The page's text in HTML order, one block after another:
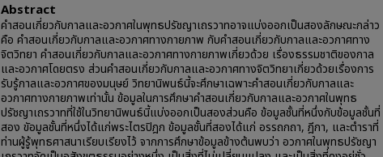
Abstract
คำสอนเกี่ยวกับกาลและอวกาศในพุทธปรัชญาเถรวาทอาจแบ่งออกเป็นสองลักษณะกล่าว
คือ คำสอนเกี่ยวกับกาลและอวกาศทางกายภาพ กับคำสอนเกี่ยวกับกาลและอวกาศทาง
จิตวิทยา คำสอนเกี่ยวกับกาลและอวกาศทางกายภาพเกี่ยวด้วย เรื่องธรรมชาติของกาล
และอวกาศโดยตรง ส่วนคำสอนเกี่ยวกับกาลและอวกาศทางจิตวิทยาเกี่ยวด้วยเรื่องการ
รับรู้กาลและอวกาศของมนุษย์ วิทยานิพนธ์นี้จะศึกษาเฉพาะคำสอนเกี่ยวกับกาลและ
อวกาศทางกายภาพเท่านั้น ข้อมูลในการศึกษาคำสอนเกี่ยวกับกาลและอวกาศในพุทธ
ปรัชญาเถรวาทที่ใช้ในวิทยานิพนธ์นี้แบ่งออกเป็นสองส่วนคือ ข้อมูลชั้นที่หนึ่งกับข้อมูลชั้นที่
สอง ขัอมูลชั้นที่หนึ่งได้แก่พระไตรปิฎก ข้อมูลชั้นที่สองได้แก่ อรรถกถา, ฎีกา, และตำราที่
ท่านผู้รู้พุทธศาสนาเรียบเรียงไว้ จากการศึกษาข้อมูลข้างต้นพบว่า อวกาศในพุทธปรัชญา